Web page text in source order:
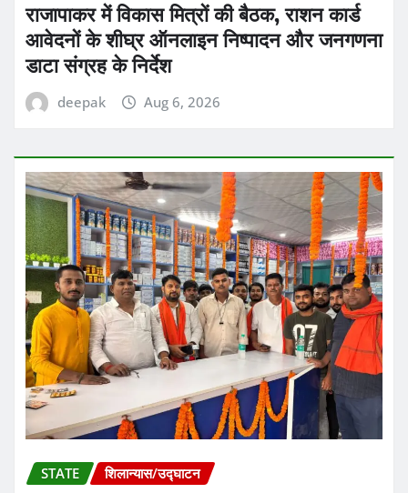
राजापाकर में विकास मित्रों की बैठक, राशन कार्ड
आवेदनों के शीघ्र ऑनलाइन निष्पादन और जनगणना
डाटा संग्रह के निर्देश
deepak Aug 6, 2026
STATE शिलान्यास/उद्घाटन